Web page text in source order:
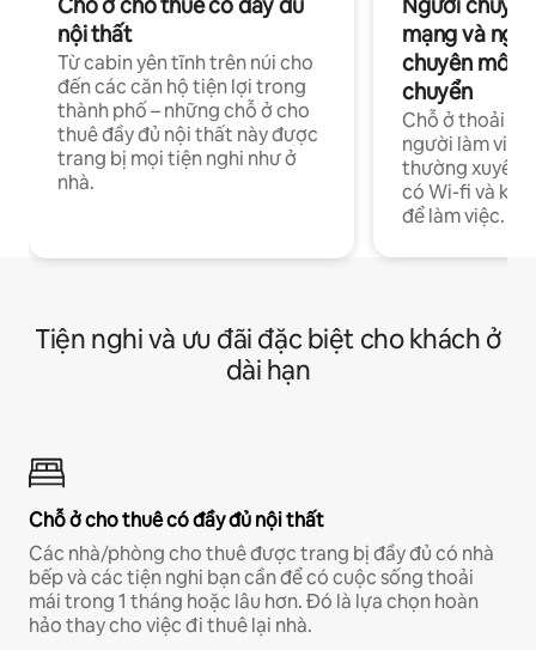
Chỗ ở cho thuê có đầy đủ
nội thất
Từ cabin yên tĩnh trên núi cho
đến các căn hộ tiện lợi trong
thành phố – những chỗ ở cho
thuê đầy đủ nội thất này được
trang bị mọi tiện nghi như ở
nhà.
Người
mạng và
chuyên môn
chuyển
Chỗ ở thoải
người làm việc
thường xuyên
có Wi-fi và
để làm việc.
Tiện nghi và ưu đãi đặc biệt cho khách ở
dài hạn
Chỗ ở cho thuê có đầy đủ nội thất
Các nhà/phòng cho thuê được trang bị đầy đủ có nhà
bếp và các tiện nghi bạn cần để có cuộc sống thoải
mái trong 1 tháng hoặc lâu hơn. Đó là lựa chọn hoàn
hảo thay cho việc đi thuê lại nhà.